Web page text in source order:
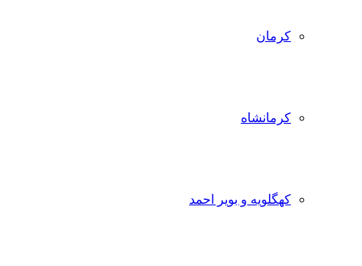
کرمان
کرمانشاه
کهگلویه و بویر احمد